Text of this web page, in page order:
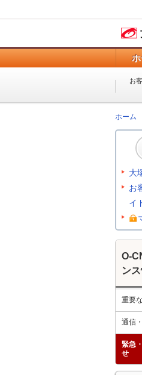
お
ホーム
大
お
イ
O-
ン
重要
通信
緊急
せ